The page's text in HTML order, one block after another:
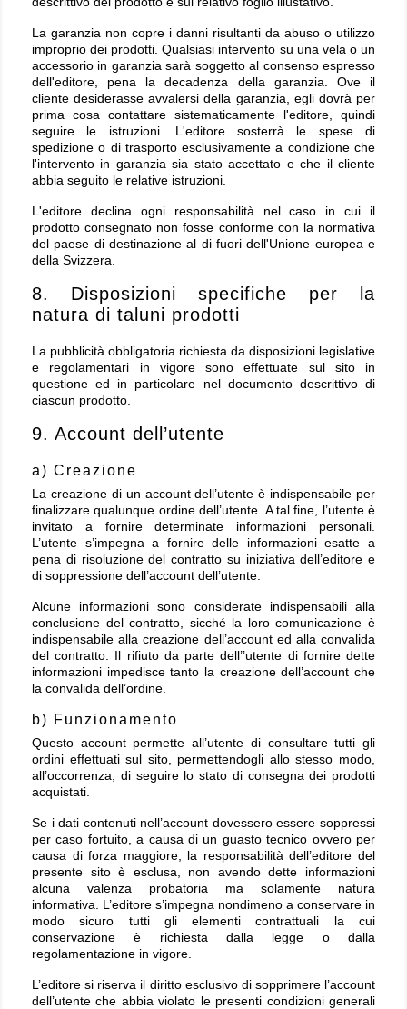
La garanzia non copre i danni risultanti da abuso o utilizzo
improprio dei prodotti. Qualsiasi intervento su una vela o un
accessorio in garanzia sarà soggetto al consenso espresso
dell'editore, pena la decadenza della garanzia. Ove il
cliente desiderasse avvalersi della garanzia, egli dovrà per
prima cosa contattare sistematicamente l'editore, quindi
seguire le istruzioni. L'editore sosterrà le spese di
spedizione o di trasporto esclusivamente a condizione che
l'intervento in garanzia sia stato accettato e che il cliente
abbia seguito le relative istruzioni.
L'editore declina ogni responsabilità nel caso in cui il
prodotto consegnato non fosse conforme con la normativa
del paese di destinazione al di fuori dell'Unione europea e
della Svizzera.
8. Disposizioni specifiche per la
natura di taluni prodotti
La pubblicità obbligatoria richiesta da disposizioni legislative
e regolamentari in vigore sono effettuate sul sito in
questione ed in particolare nel documento descrittivo di
ciascun prodotto.
9. Account dell’utente
a) Creazione
La creazione di un account dell’utente è indispensabile per
finalizzare qualunque ordine dell’utente. A tal fine, l’utente è
invitato a fornire determinate informazioni personali.
L’utente s’impegna a fornire delle informazioni esatte a
pena di risoluzione del contratto su iniziativa dell’editore e
di soppressione dell’account dell’utente.
Alcune informazioni sono considerate indispensabili alla
conclusione del contratto, sicché la loro comunicazione è
indispensabile alla creazione dell’account ed alla convalida
del contratto. Il rifiuto da parte dell’’utente di fornire dette
informazioni impedisce tanto la creazione dell’account che
la convalida dell’ordine.
b) Funzionamento
Questo account permette all’utente di consultare tutti gli
ordini effettuati sul sito, permettendogli allo stesso modo,
all’occorrenza, di seguire lo stato di consegna dei prodotti
acquistati.
Se i dati contenuti nell’account dovessero essere soppressi
per caso fortuito, a causa di un guasto tecnico ovvero per
causa di forza maggiore, la responsabilità dell’editore del
presente sito è esclusa, non avendo dette informazioni
alcuna valenza probatoria ma solamente natura
informativa. L’editore s’impegna nondimeno a conservare in
modo sicuro tutti gli elementi contrattuali la cui
conservazione è richiesta dalla legge o dalla
regolamentazione in vigore.
L’editore si riserva il diritto esclusivo di sopprimere l’account
dell’utente che abbia violato le presenti condizioni generali